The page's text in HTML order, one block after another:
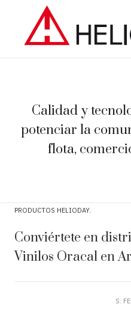
Calidad y
potenciar la
flota,
PRODUCTOS HELIODAY
Conviértete en
Vinilos Oracal en
S.